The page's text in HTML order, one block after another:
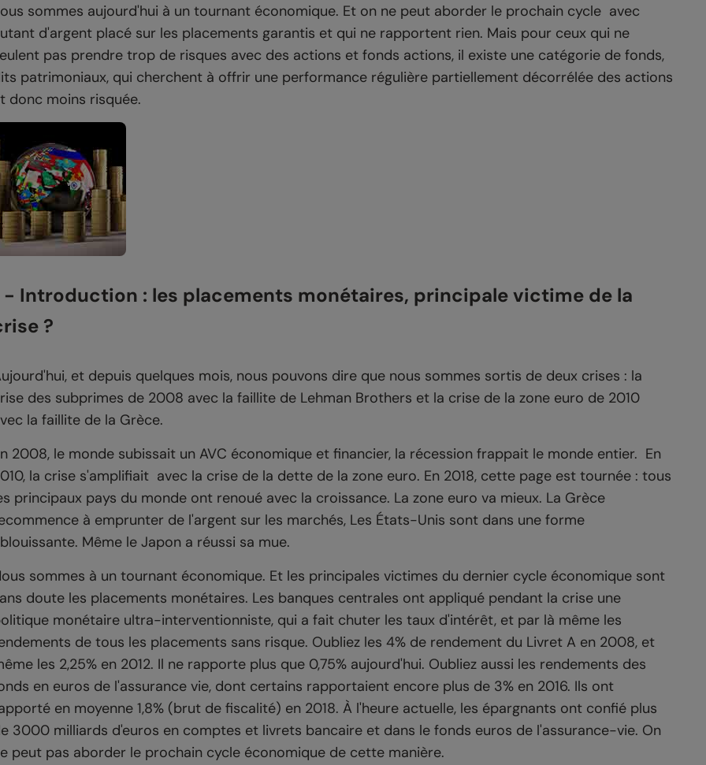
sommes aujourd'hui à un tournant économique. Et on ne peut aborder le prochain cycle avec
d'argent placé sur les placements garantis et qui ne rapportent rien. Mais pour ceux qui ne
pas prendre trop de risques avec des actions et fonds actions, il existe une catégorie de fonds,
patrimoniaux, qui cherchent à offrir une performance régulière partiellement décorrélée des actions
donc moins risquée.
- Introduction : les placements monétaires, principale victime de la
?
et depuis quelques mois, nous pouvons dire que nous sommes sortis de deux crises : la
des subprimes de 2008 avec la faillite de Lehman Brothers et la crise de la zone euro de 2010
la faillite de la Grèce.
2008, le monde subissait un AVC économique et financier, la récession frappait le monde entier. En
la crise s'amplifiait avec la crise de la dette de la zone euro. En 2018, cette page est tournée : tous
principaux pays du monde ont renoué avec la croissance. La zone euro va mieux. La Grèce
à emprunter de l'argent sur les marchés, Les États-Unis sont dans une forme
Même le Japon a réussi sa mue.
sommes à un tournant économique. Et les principales victimes du dernier cycle économique sont
doute les placements monétaires. Les banques centrales ont appliqué pendant la crise une
monétaire ultra-interventionniste, qui a fait chuter les taux d'intérêt, et par là même les
de tous les placements sans risque. Oubliez les 4% de rendement du Livret A en 2008, et
les 2,25% en 2012. Il ne rapporte plus que 0,75% aujourd'hui. Oubliez aussi les rendements des
en euros de l'assurance vie, dont certains rapportaient encore plus de 3% en 2016. Ils ont
en moyenne 1,8% (brut de fiscalité) en 2018. À l'heure actuelle, les épargnants ont confié plus
3000 milliards d'euros en comptes et livrets bancaire et dans le fonds euros de l'assurance-vie. On
peut pas aborder le prochain cycle économique de cette manière.